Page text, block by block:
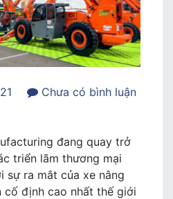
Chưa có bình luận
đang quay trở
triển lãm thương mại
sự ra mắt của xe nâng
cố định cao nhất thế giới